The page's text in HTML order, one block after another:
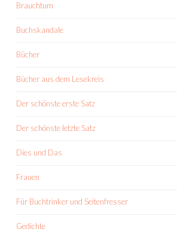
Brauchtum
Buchskandale
Bücher
Bücher aus dem Lesekreis
Der schönste erste Satz
Der schönste letzte Satz
Dies und Das
Frauen
Für Buchtrinker und Seitenfresser
Gedichte